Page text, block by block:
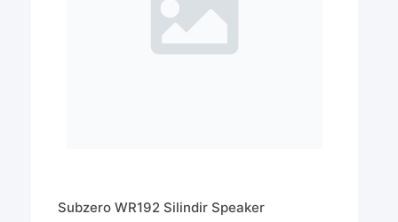
Subzero WR192 Silindir Speaker